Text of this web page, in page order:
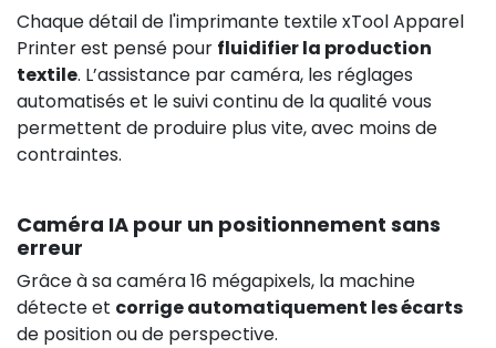
Chaque détail de l'imprimante textile xTool Apparel
Printer est pensé pour fluidifier la production
textile. L’assistance par caméra, les réglages
automatisés et le suivi continu de la qualité vous
permettent de produire plus vite, avec moins de
contraintes.
Caméra IA pour un positionnement sans
erreur
Grâce à sa caméra 16 mégapixels, la machine
détecte et corrige automatiquement les écarts
de position ou de perspective.